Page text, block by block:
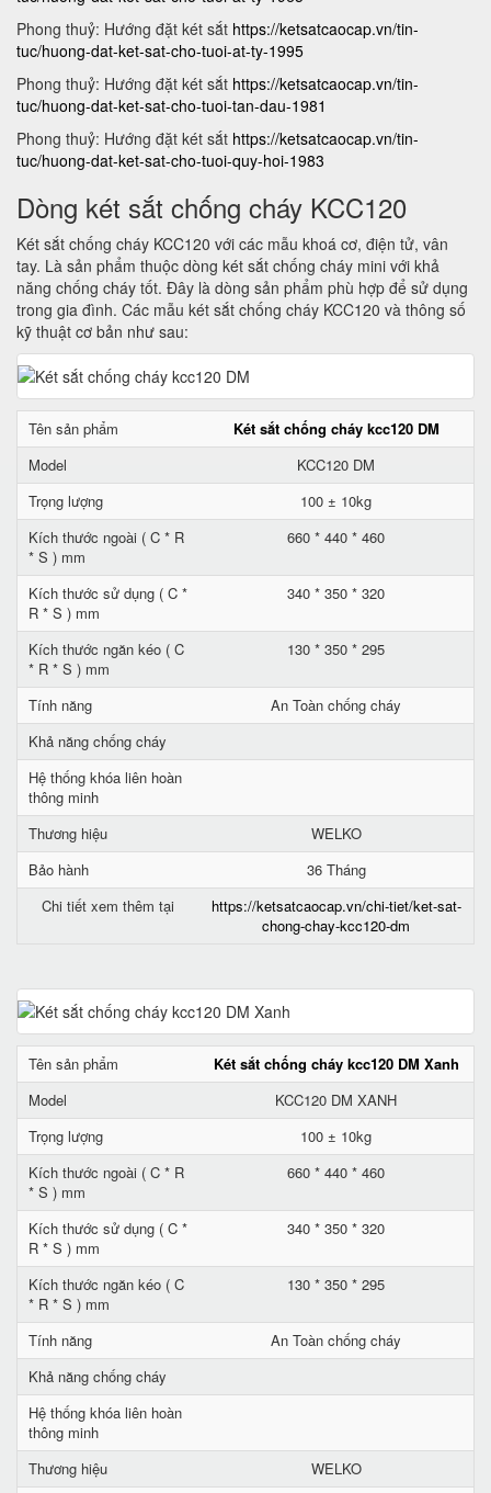
Phong thuỷ: Hướng đặt két sắt https://ketsatcaocap.vn/tin-
tuc/huong-dat-ket-sat-cho-tuoi-at-ty-1995
Phong thuỷ: Hướng đặt két sắt https://ketsatcaocap.vn/tin-
tuc/huong-dat-ket-sat-cho-tuoi-tan-dau-1981
Phong thuỷ: Hướng đặt két sắt https://ketsatcaocap.vn/tin-
tuc/huong-dat-ket-sat-cho-tuoi-quy-hoi-1983
Dòng két sắt chống cháy KCC120
Két sắt chống cháy KCC120 với các mẫu khoá cơ, điện tử, vân
tay. Là sản phẩm thuộc dòng két sắt chống cháy mini với khả
năng chống cháy tốt. Đây là dòng sản phẩm phù hợp để sử dụng
trong gia đình. Các mẫu két sắt chống cháy KCC120 và thông số
kỹ thuật cơ bản như sau:
Tên sản phẩm
Két sắt chống cháy kcc120 DM
Model
KCC120 DM
Trọng lượng
100 ± 10kg
Kích thước ngoài ( C * R
* S ) mm
660 * 440 * 460
Kích thước sử dụng ( C *
R * S ) mm
340 * 350 * 320
Kích thước ngăn kéo ( C
* R * S ) mm
130 * 350 * 295
Tính năng
An Toàn chống cháy
Khả năng chống cháy
Hệ thống khóa liên hoàn
thông minh
Thương hiệu
WELKO
Bảo hành
36 Tháng
Chi tiết xem thêm tại
https://ketsatcaocap.vn/chi-tiet/ket-sat-
chong-chay-kcc120-dm
Tên sản phẩm
Két sắt chống cháy kcc120 DM Xanh
Model
KCC120 DM XANH
Trọng lượng
100 ± 10kg
Kích thước ngoài ( C * R
* S ) mm
660 * 440 * 460
Kích thước sử dụng ( C *
R * S ) mm
340 * 350 * 320
Kích thước ngăn kéo ( C
* R * S ) mm
130 * 350 * 295
Tính năng
An Toàn chống cháy
Khả năng chống cháy
Hệ thống khóa liên hoàn
thông minh
Thương hiệu
WELKO